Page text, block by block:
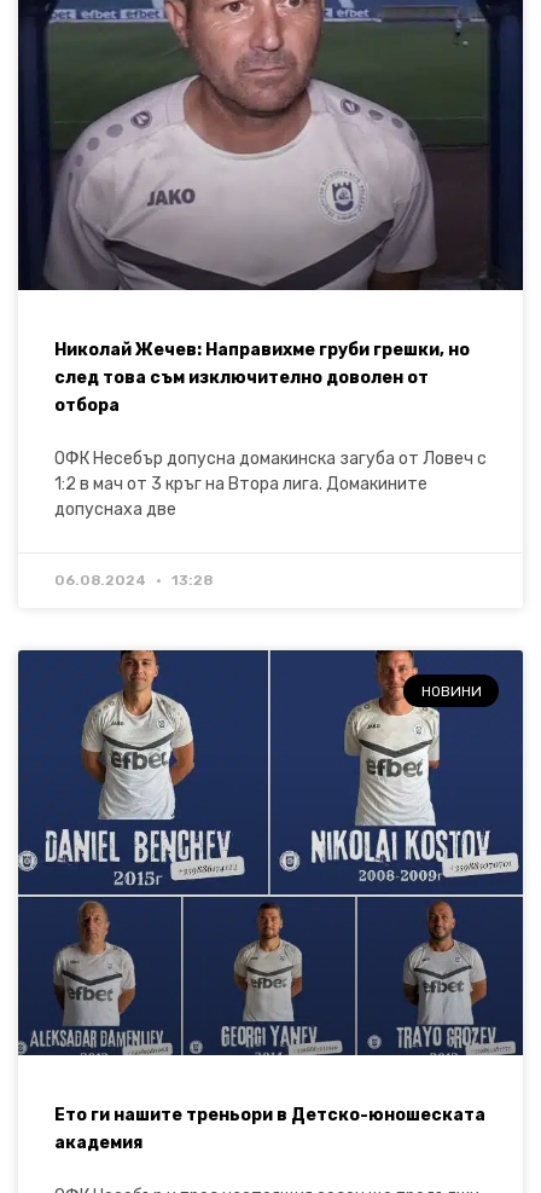
Николай Жечев: Направихме груби грешки, но
след това съм изключително доволен от
отбора
ОФК Несебър допусна домакинска загуба от Ловеч с
1:2 в мач от 3 кръг на Втора лига. Домакините
допуснаха две
06.08.2024 13:28
НОВИНИ
Ето ги нашите треньори в Детско-юношеската
академия